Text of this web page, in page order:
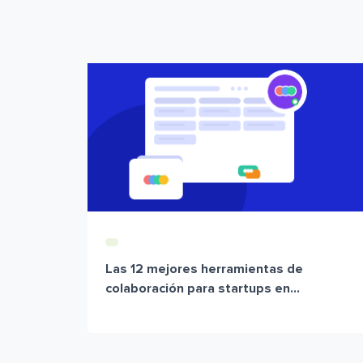
Las 12 mejores herramientas de
colaboración para startups en...